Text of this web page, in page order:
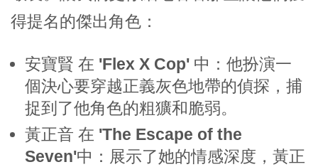
得提名的傑出角色：
安寶賢 在 'Flex X Cop' 中：他扮演一
個決心要穿越正義灰色地帶的偵探，捕
捉到了他角色的粗獷和脆弱。
黃正音 在 'The Escape of the
Seven'中：展示了她的情感深度，黃正